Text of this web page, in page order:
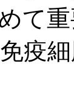
て
疫